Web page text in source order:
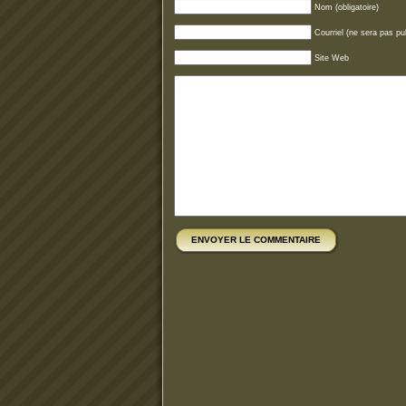
Nom (obligatoire)
Courriel (ne sera pas
Site Web
ENVOYER LE COMMENTAIRE